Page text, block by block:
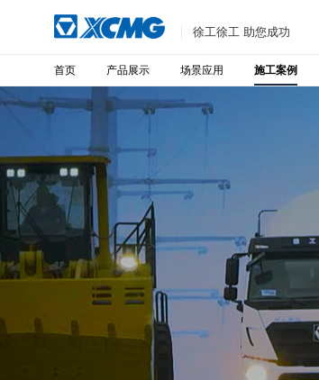
徐工徐工 助您成功
首页 产品展示 场景应用 施工案例